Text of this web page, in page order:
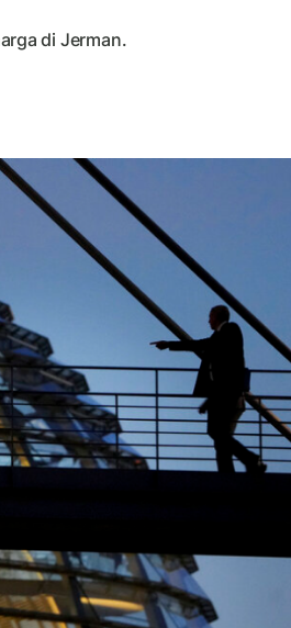
di Jerman.